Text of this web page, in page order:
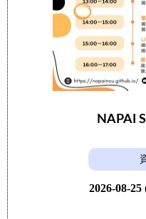
NAPAI
2026-08-25